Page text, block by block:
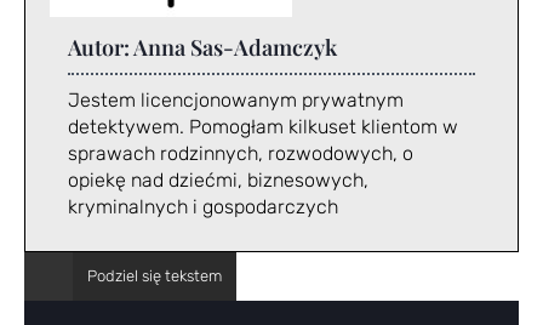
Autor:Anna Sas-Adamczyk
Jestem licencjonowanym prywatnym
detektywem. Pomogłam kilkuset klientom w
sprawach rodzinnych, rozwodowych, o
opiekę nad dziećmi, biznesowych,
kryminalnych i gospodarczych